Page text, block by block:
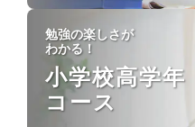
勉強の楽しさが
わかる！
小学校高学年
コース